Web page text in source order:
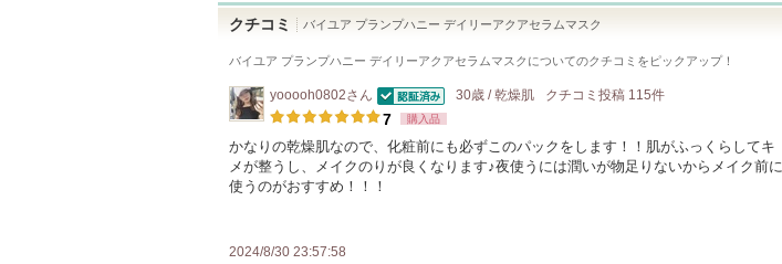
クチコミ バイユア プランプハニー デイリーアクアセラムマスク
バイユア プランプハニー デイリーアクアセラムマスク についてのクチコミをピックアップ！
yooooh0802さん
認証済
30歳 / 乾燥肌 クチコミ投稿 115件
7 購入品
かなりの乾燥肌なので、化粧前にも必ずこのパックをします！！肌がふっくらしてキ
メが整うし、メイクのりが良くなります♪夜使うには潤いが物足りないからメイク前に
使うのがおすすめ！！！
2024/8/30 23:57:58